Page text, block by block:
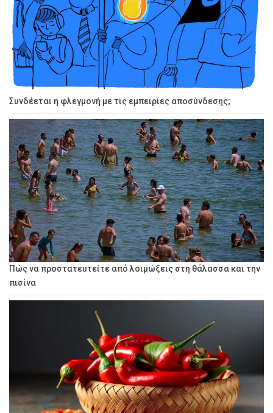
Συνδέεται η φλεγμονή με τις εμπειρίες αποσύνδεσης;
Πώς να προστατευτείτε από λοιμώξεις στη θάλασσα και την
πισίνα